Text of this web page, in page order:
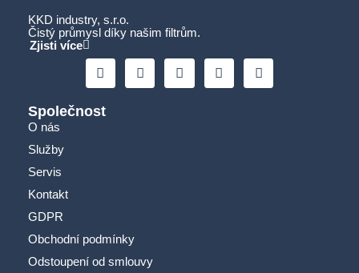
KKD industry, s.r.o.
Čistý průmysl díky našim filtrům.
Zjisti více
Společnost
O nás
Služby
Servis
Kontakt
GDPR
Obchodní podmínky
Odstoupení od smlouvy